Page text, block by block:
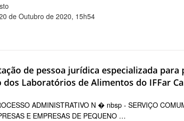
de Outubro de 2020, 15h54
de pessoa jurídica especializada para
dos Laboratórios de Alimentos do IFFar
ADMINISTRATIVO N � nbsp - SERVIÇO
E EMPRESAS DE PEQUENO …